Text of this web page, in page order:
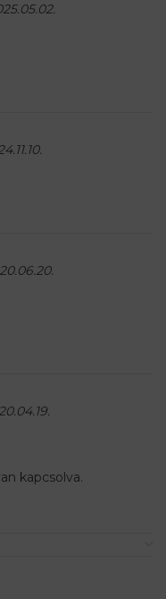
kapcsolva.